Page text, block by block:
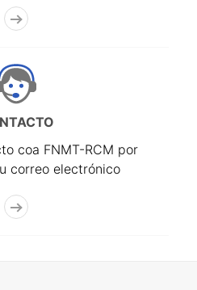
coa FNMT-RCM por
correo electrónico